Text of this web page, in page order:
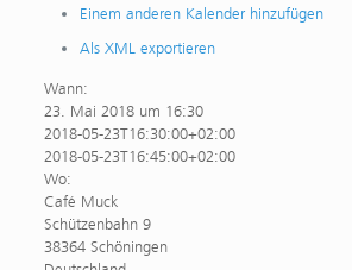
Einem anderen Kalender hinzufügen
Als XML exportieren
Wann:
23. Mai 2018 um 16:30
2018-05-23T16:30:00+02:00
2018-05-23T16:45:00+02:00
Wo:
Café Muck
Schützenbahn 9
38364 Schöningen